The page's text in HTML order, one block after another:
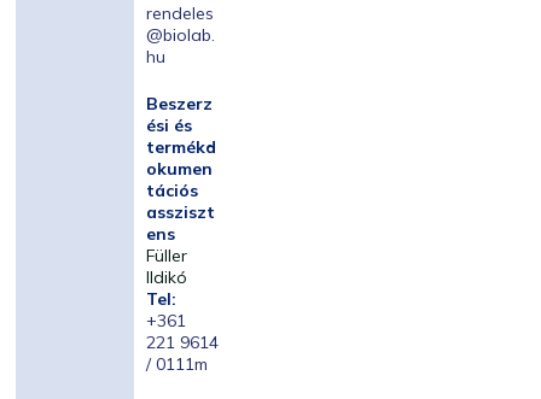
rendeles
@biolab.
hu
Beszerz
ési és
termékd
okumen
tációs
assziszt
ens
Füller
Ildikó
Tel:
+361
221 9614
/ 0111m